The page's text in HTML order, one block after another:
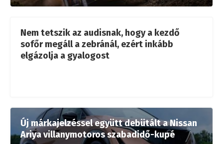
Nem tetszik az audisnak, hogy a kezdő
sofőr megáll a zebránál, ezért inkább
elgázolja a gyalogost
Új márkajelzéssel együtt debütált a Nissan
Ariya villanymotoros szabadidő-kupé